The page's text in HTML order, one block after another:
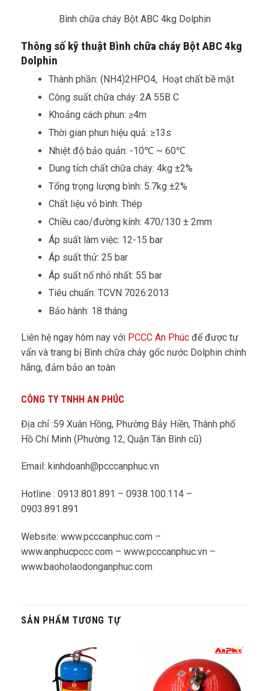
Bình chữa cháy Bột ABC 4kg Dolphin
Thông số kỹ thuật Bình chữa cháy Bột ABC 4kg
Dolphin
Thành phần: (NH4)2HPO4, Hoạt chất bề mặt
Công suất chữa cháy: 2A 55B C
Khoảng cách phun: ≥4m
Thời gian phun hiệu quả: ≥13s
Nhiệt độ bảo quản: -10℃ ~ 60℃
Dung tích chất chữa cháy: 4kg ±2%
Tổng trọng lượng bình: 5.7kg ±2%
Chất liệu vỏ bình: Thép
Chiều cao/đường kính: 470/130 ± 2mm
Áp suất làm việc: 12-15 bar
Áp suất thử: 25 bar
Áp suất nổ nhỏ nhất: 55 bar
Tiêu chuẩn: TCVN 7026:2013
Bảo hành: 18 tháng
Liên hệ ngay hôm nay với PCCC An Phúc để được tư
vấn và trang bị Bình chữa cháy gốc nước Dolphin chính
hãng, đảm bảo an toàn
CÔNG TY TNHH AN PHÚC
Địa chỉ :59 Xuân Hồng, Phường Bảy Hiền, Thành phố
Hồ Chí Minh (Phường 12, Quận Tân Bình cũ)
Email: kinhdoanh@pcccanphuc.vn
Hotline : 0913.801.891 – 0938.100.114 –
0903.891.891
Website: www.pcccanphuc.com –
www.anphucpccc.com – www.pcccanphuc.vn –
www.baoholaodonganphuc.com
SẢN PHẨM TƯƠNG TỰ